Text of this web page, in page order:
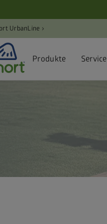
UrbanLine ›
Produkte Service